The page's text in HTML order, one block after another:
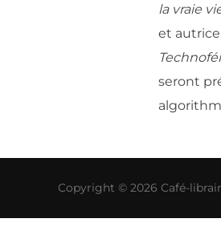
la vraie
et
seront
Copyright © 2026 Café-